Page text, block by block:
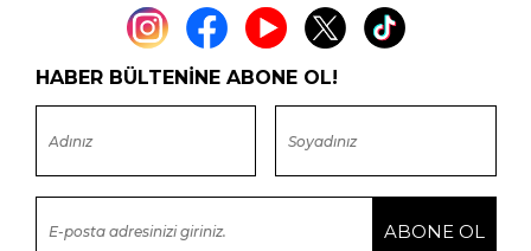
HABER BÜLTENİNE ABONE OL!